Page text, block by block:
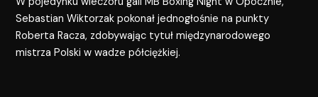
Sebastian Wiktorzak pokonał jednogłośnie na punkty
Roberta Racza, zdobywając tytuł międzynarodowego
mistrza Polski w wadze półciężkiej.